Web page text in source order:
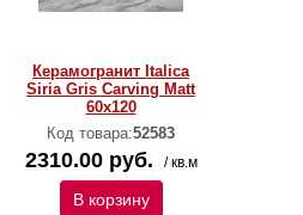
Керамогранит Italica
Siria Gris Carving Matt
60x120
Код товара:52583
2310.00 руб. / кв.м
В корзину